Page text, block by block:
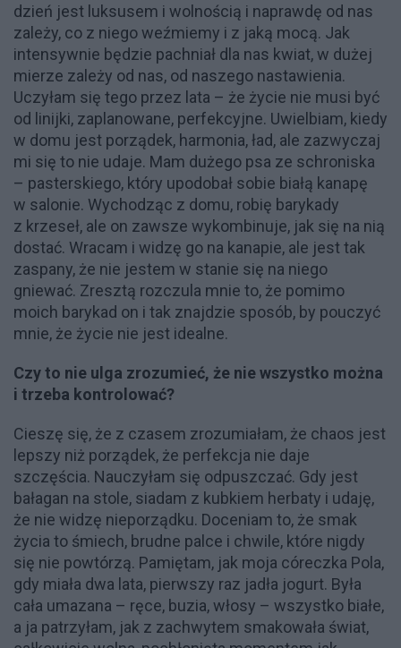
dzień jest luksusem i wolnością i naprawdę od nas
zależy, co z niego weźmiemy i z jaką mocą. Jak
intensywnie będzie pachniał dla nas kwiat, w dużej
mierze zależy od nas, od naszego nastawienia.
Uczyłam się tego przez lata – że życie nie musi być
od linijki, zaplanowane, perfekcyjne. Uwielbiam, kiedy
w domu jest porządek, harmonia, ład, ale zazwyczaj
mi się to nie udaje. Mam dużego psa ze schroniska
– pasterskiego, który upodobał sobie białą kanapę
w salonie. Wychodząc z domu, robię barykady
z krzeseł, ale on zawsze wykombinuje, jak się na nią
dostać. Wracam i widzę go na kanapie, ale jest tak
zaspany, że nie jestem w stanie się na niego
gniewać. Zresztą rozczula mnie to, że pomimo
moich barykad on i tak znajdzie sposób, by pouczyć
mnie, że życie nie jest idealne.
Czy to nie ulga zrozumieć, że nie wszystko można
i trzeba kontrolować?
Cieszę się, że z czasem zrozumiałam, że chaos jest
lepszy niż porządek, że perfekcja nie daje
szczęścia. Nauczyłam się odpuszczać. Gdy jest
bałagan na stole, siadam z kubkiem herbaty i udaję,
że nie widzę nieporządku. Doceniam to, że smak
życia to śmiech, brudne palce i chwile, które nigdy
się nie powtórzą. Pamiętam, jak moja córeczka Pola,
gdy miała dwa lata, pierwszy raz jadła jogurt. Była
cała umazana – ręce, buzia, włosy – wszystko białe,
a ja patrzyłam, jak z zachwytem smakowała świat,